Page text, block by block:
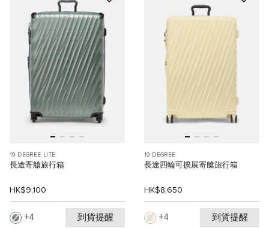
19 DEGREE LITE
長途寄艙旅行箱
HK$9,100
4 到貨提醒
19 DEGREE
長途四輪可擴展寄艙旅行箱
HK$8,650
4 到貨提醒